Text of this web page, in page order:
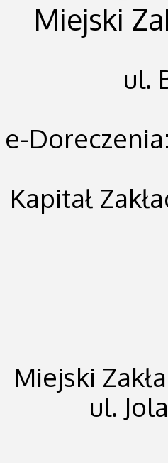
Miejski
ul.
e-
Kapitał
Miejski
ul.